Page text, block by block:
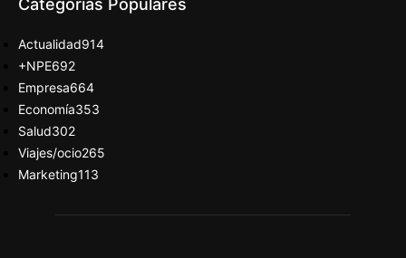
Actualidad914
+NPE692
Empresa664
Economía353
Salud302
Viajes/ocio265
Marketing113